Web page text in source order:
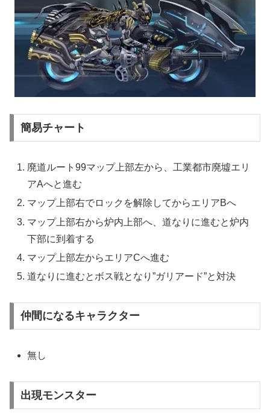
簡易チャート
廃道ルート99マップ上部左から、工業都市廃墟エリ
アAへと進む
マップ上部右でロックを解除してからエリアBへ
マップ上部右から炉内上部へ、道なりに進むと炉内
下部に到着する
マップ上部左からエリアCへ進む
道なりに進むとボス戦となり”ガリアード”と対決
仲間になるキャラクター
無し
出現モンスター